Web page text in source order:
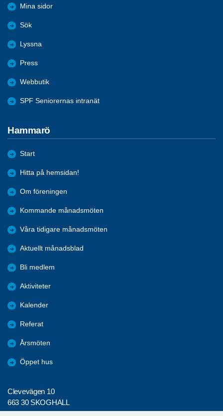
Mina sidor
Sök
Lyssna
Press
Webbutik
SPF Seniorernas intranät
Hammarö
Start
Hitta på hemsidan!
Om föreningen
Kommande månadsmöten
Våra tidigare månadsmöten
Aktuellt månadsblad
Bli medlem
Aktiviteter
Kalender
Referat
Årsmöten
Öppet hus
Clevevägen 10
663 30 SKOGHALL